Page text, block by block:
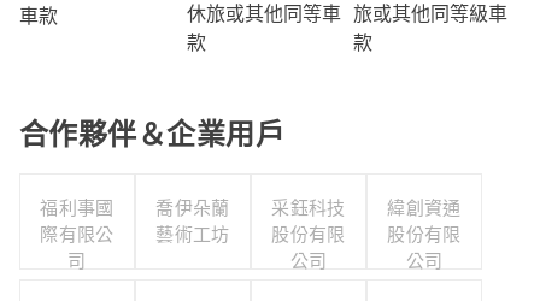
車款
休旅或其他同等車
款
旅或其他同等級車
款
合作夥伴＆企業用戶
福利事國
際有限公
司
喬伊朵蘭
藝術工坊
采鈺科技
股份有限
公司
緯創資通
股份有限
公司